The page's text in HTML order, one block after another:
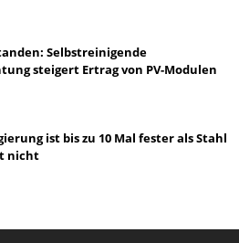
Selbstreinigende
steigert Ertrag von PV-Modulen
ist bis zu 10 Mal fester als Stahl
nicht